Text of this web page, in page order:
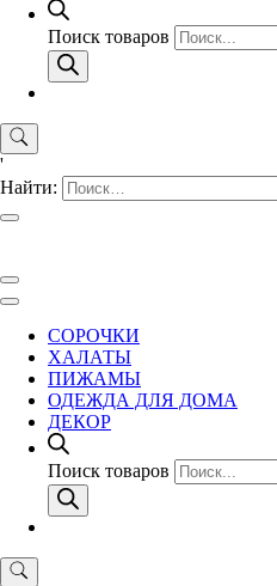
Поиск товаров
'
Найти:
СОРОЧКИ
ХАЛАТЫ
ПИЖАМЫ
ОДЕЖДА ДЛЯ ДОМА
ДЕКОР
Поиск товаров